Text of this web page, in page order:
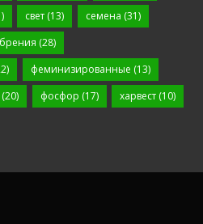
свет (13) семена (31)
(28)
феминизированные (13)
(20) фосфор (17) харвест (10)